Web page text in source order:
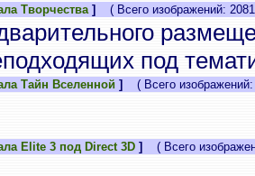
Творчества] ( Всего изображений:
под
Тайн Вселенной ] ( Всего
Elite 3 под Direct 3D ] ( Всего